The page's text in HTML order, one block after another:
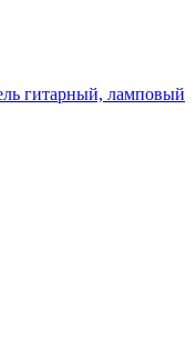
гитарный, ламповый